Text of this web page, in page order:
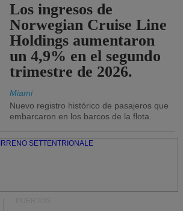
Los ingresos de
Norwegian Cruise Line
Holdings aumentaron
un 4,9% en el segundo
trimestre de 2026.
Miami
Nuevo registro histórico de pasajeros que
embarcaron en los barcos de la flota.